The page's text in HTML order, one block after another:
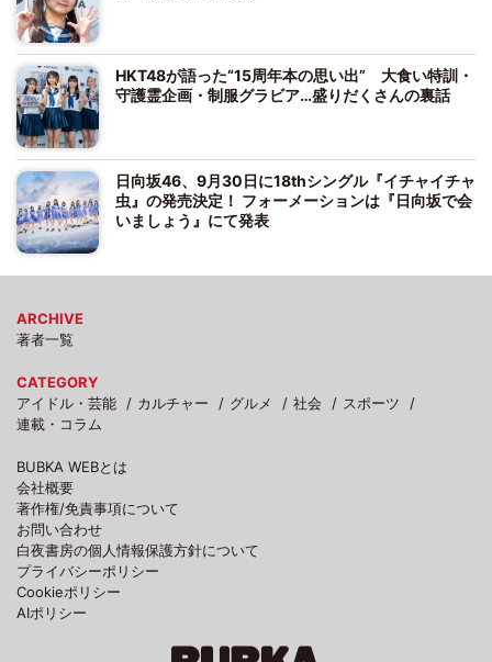
HKT48が語った“15周年本の思い出” 大食い特訓・
守護霊企画・制服グラビア…盛りだくさんの裏話
日向坂46、9月30日に18thシングル『イチャイチャ
虫』の発売決定！ フォーメーションは『日向坂で会
いましょう』にて発表
ARCHIVE
著者一覧
CATEGORY
アイドル・芸能
カルチャー グルメ 社会
スポーツ
連載・コラム
BUBKA WEBとは
会社概要
著作権/免責事項について
お問い合わせ
白夜書房の個人情報保護方針について
プライバシーポリシー
Cookieポリシー
AIポリシー